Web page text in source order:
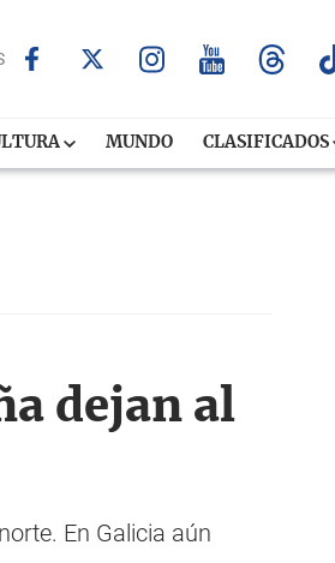
MUNDO CLASIFICADOS
dejan al
En Galicia aún